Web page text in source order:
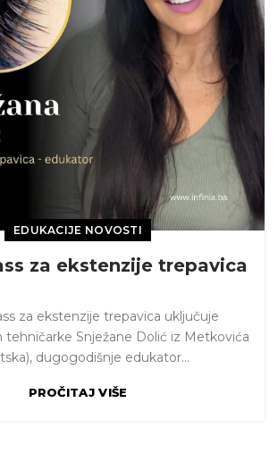
EDUKACIJE NOVOSTI
za ekstenzije trepavica
za ekstenzije trepavica uključuje
tehničarke Snježane Dolić iz Metkovića
dugogodišnje edukator...
PROČITAJ VIŠE